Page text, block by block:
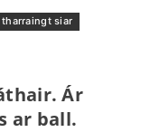
tharraingt siar
Ár
ar ball.